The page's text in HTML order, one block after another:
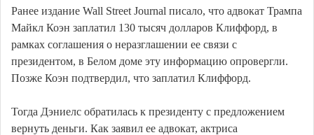
Ранее издание Wall Street Journal писало, что адвокат Трампа
Майкл Коэн заплатил 130 тысяч долларов Клиффорд, в
рамках соглашения о неразглашении ее связи с
президентом, в Белом доме эту информацию опровергли.
Позже Коэн подтвердил, что заплатил Клиффорд.
Тогда Дэниелс обратилась к президенту с предложением
вернуть деньги. Как заявил ее адвокат, актриса